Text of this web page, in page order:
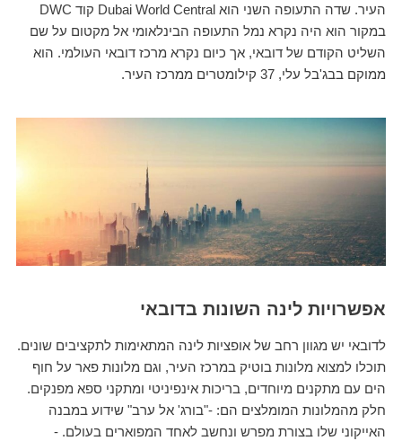
העיר. שדה התעופה השני הוא Dubai World Central קוד DWC
במקור הוא היה נקרא נמל התעופה הבינלאומי אל מקטום על שם
השליט הקודם של דובאי, אך כיום נקרא מרכז דובאי העולמי. הוא
ממוקם בבג'בל עלי, 37 קילומטרים ממרכז העיר.
אפשרויות לינה השונות בדובאי
לדובאי יש מגוון רחב של אופציות לינה המתאימות לתקציבים שונים.
תוכלו למצוא מלונות בוטיק במרכז העיר, וגם מלונות פאר על חוף
הים עם מתקנים מיוחדים, בריכות אינפיניטי ומתקני ספא מפנקים.
חלק מהמלונות המומלצים הם: -"בורג' אל ערב" שידוע במבנה
האייקוני שלו בצורת מפרש ונחשב לאחד המפוארים בעולם. -